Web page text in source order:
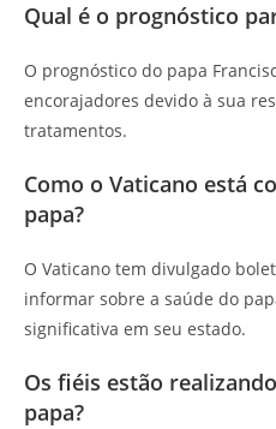
Qual é o prognóstico
O prognóstico do papa
encorajadores devido à sua
tratamentos.
Como o Vaticano está
papa?
O Vaticano tem divulgado
informar sobre a saúde do
significativa em seu estado.
Os fiéis estão
papa?